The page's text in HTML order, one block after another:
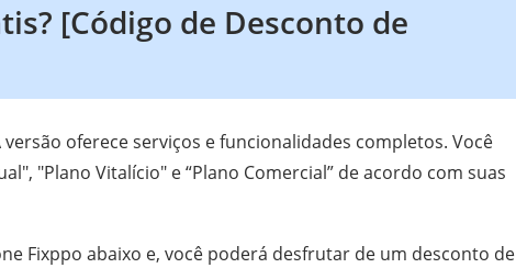
[Código de Desconto de
oferece serviços e funcionalidades completos. Você
"Plano Vitalício" e “Plano Comercial” de acordo com suas
Fixppo abaixo e, você poderá desfrutar de um desconto de